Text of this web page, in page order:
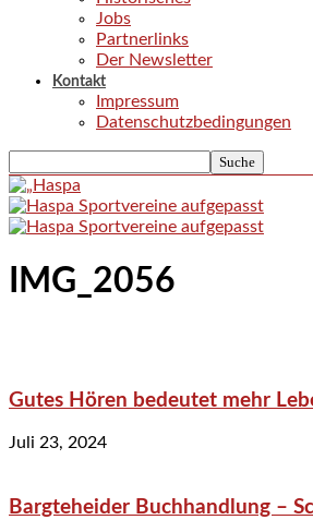
Jobs
Partnerlinks
Der Newsletter
Kontakt
Impressum
Datenschutzbedingungen
IMG_2056
Gutes Hören bedeutet mehr
Juli 23, 2024
Bargteheider Buchhandlung –